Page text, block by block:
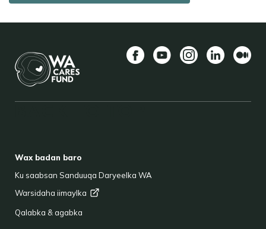
Wax badan baro
Ku saabsan Sanduuqa Daryeelka WA
Warsidaha iimaylka
Qalabka & agabka